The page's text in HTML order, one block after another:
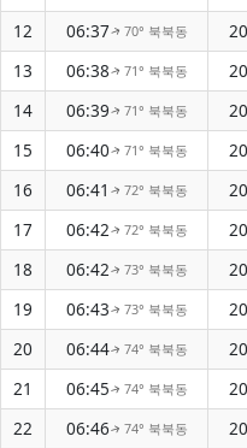
12
06:37↑ 70° 북북동
13
06:38↑ 71° 북북동
14
06:39↑ 71° 북북동
15
06:40↑ 71° 북북동
16
06:41 ↑ 72° 북북동
17
06:42↑ 72° 북북동
18
06:42↑ 73° 북북동
19
06:43↑ 73° 북북동
20
06:44↑ 74° 북북동
21
06:45↑ 74° 북북동
22
06:46↑ 74° 북북동